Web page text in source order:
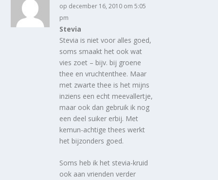
op december 16, 2010 om 5:05
pm
Stevia
Stevia is niet voor alles goed,
soms smaakt het ook wat
vies zoet – bijv. bij groene
thee en vruchtenthee. Maar
met zwarte thee is het mijns
inziens een echt meevallertje,
maar ook dan gebruik ik nog
een deel suiker erbij. Met
kemun-achtige thees werkt
het bijzonders goed.
Soms heb ik het stevia-kruid
ook aan vrienden verder